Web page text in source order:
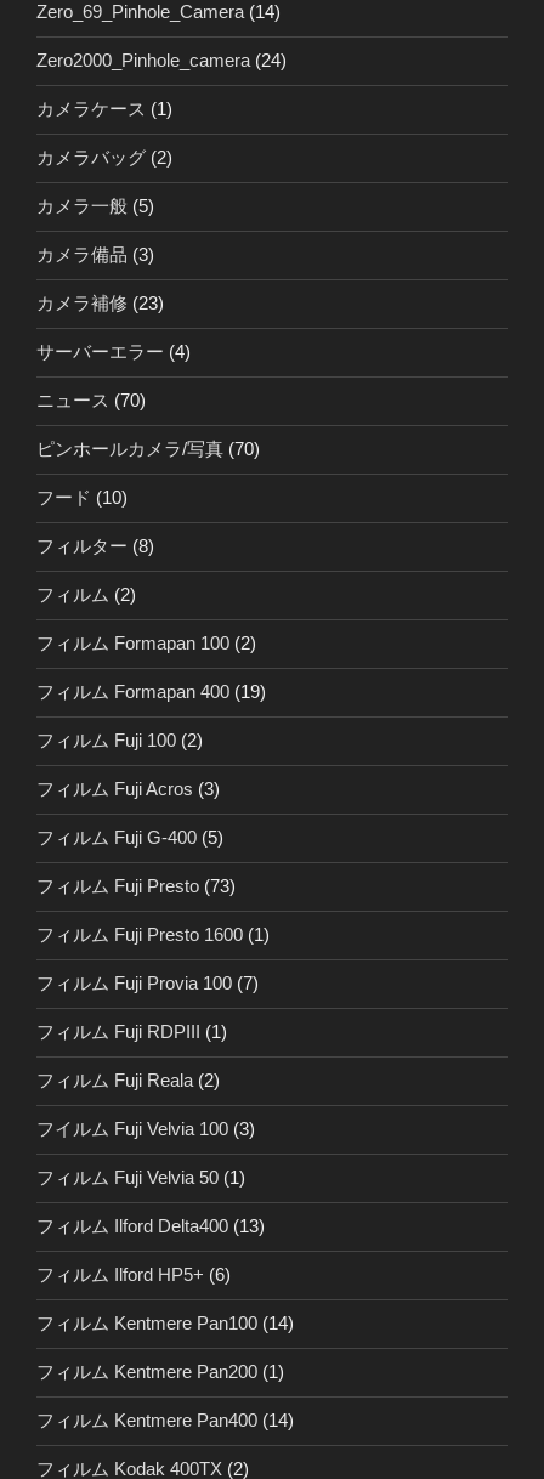
Zero_69_Pinhole_Camera (14)
Zero2000_Pinhole_camera (24)
カメラケース (1)
カメラバッグ (2)
カメラ一般 (5)
カメラ備品 (3)
カメラ補修 (23)
サーバーエラー (4)
ニュース (70)
ピンホールカメラ/写真 (70)
フード (10)
フィルター (8)
フィルム (2)
フィルム Formapan 100 (2)
フィルム Formapan 400 (19)
フィルム Fuji 100 (2)
フィルム Fuji Acros (3)
フィルム Fuji G-400 (5)
フィルム Fuji Presto (73)
フィルム Fuji Presto 1600 (1)
フィルム Fuji Provia 100 (7)
フィルム Fuji RDPIII (1)
フィルム Fuji Reala (2)
フイルム Fuji Velvia 100 (3)
フィルム Fuji Velvia 50 (1)
フィルム Ilford Delta400 (13)
フィルム Ilford HP5+ (6)
フィルム Kentmere Pan100 (14)
フィルム Kentmere Pan200 (1)
フィルム Kentmere Pan400 (14)
フィルム Kodak 400TX (2)